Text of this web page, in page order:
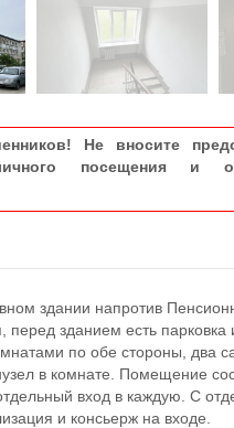
Не вносите
посещения и
здании напротив
зданием есть парковка
по обе стороны, два
в комнате. Помещение
вход в каждую. С
и консьерж на входе.